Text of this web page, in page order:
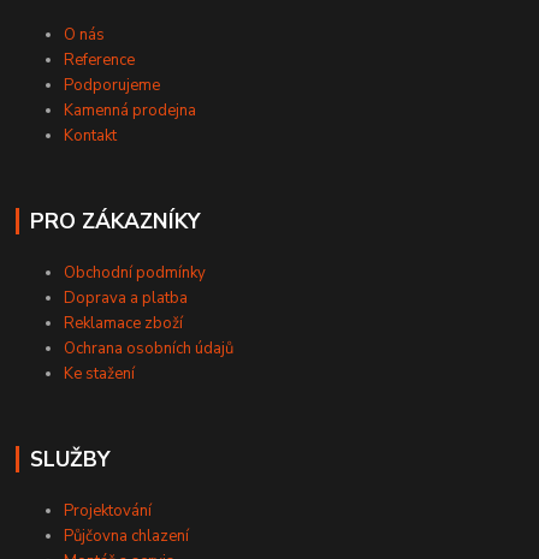
O nás
Reference
Podporujeme
Kamenná prodejna
Kontakt
PRO ZÁKAZNÍKY
Obchodní podmínky
Doprava a platba
Reklamace zboží
Ochrana osobních údajů
Ke stažení
SLUŽBY
Projektování
Půjčovna chlazení